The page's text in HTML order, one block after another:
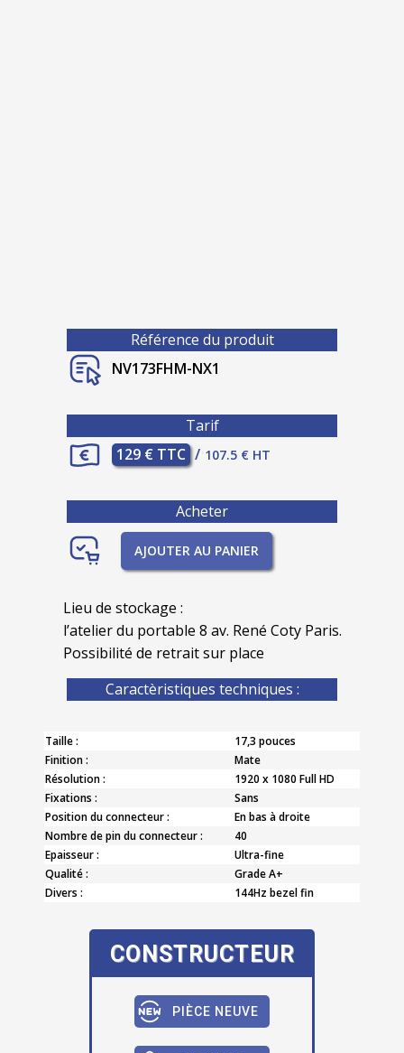
Référence du produit
NV173FHM-NX1
Tarif
129 € TTC / 107.5 € HT
Acheter
AJOUTER AU PANIER
Lieu de stockage :
l’atelier du portable 8 av. René Coty Paris.
Possibilité de retrait sur place
Caractèristiques techniques :
Taille :
17,3 pouces
Finition :
Mate
Résolution :
1920 x 1080 Full HD
Fixations :
Sans
Position du connecteur :
En bas à droite
Nombre de pin du connecteur :
40
Epaisseur :
Ultra-fine
Qualité :
Grade A+
Divers :
144Hz bezel fin
CONSTRUCTEUR
PIÈCE NEUVE